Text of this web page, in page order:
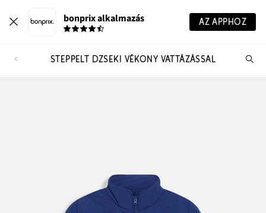
bonprix alkalmazás AZ APPHOZ
STEPPELT DZSEKI VÉKONY VATTÁZÁSSAL